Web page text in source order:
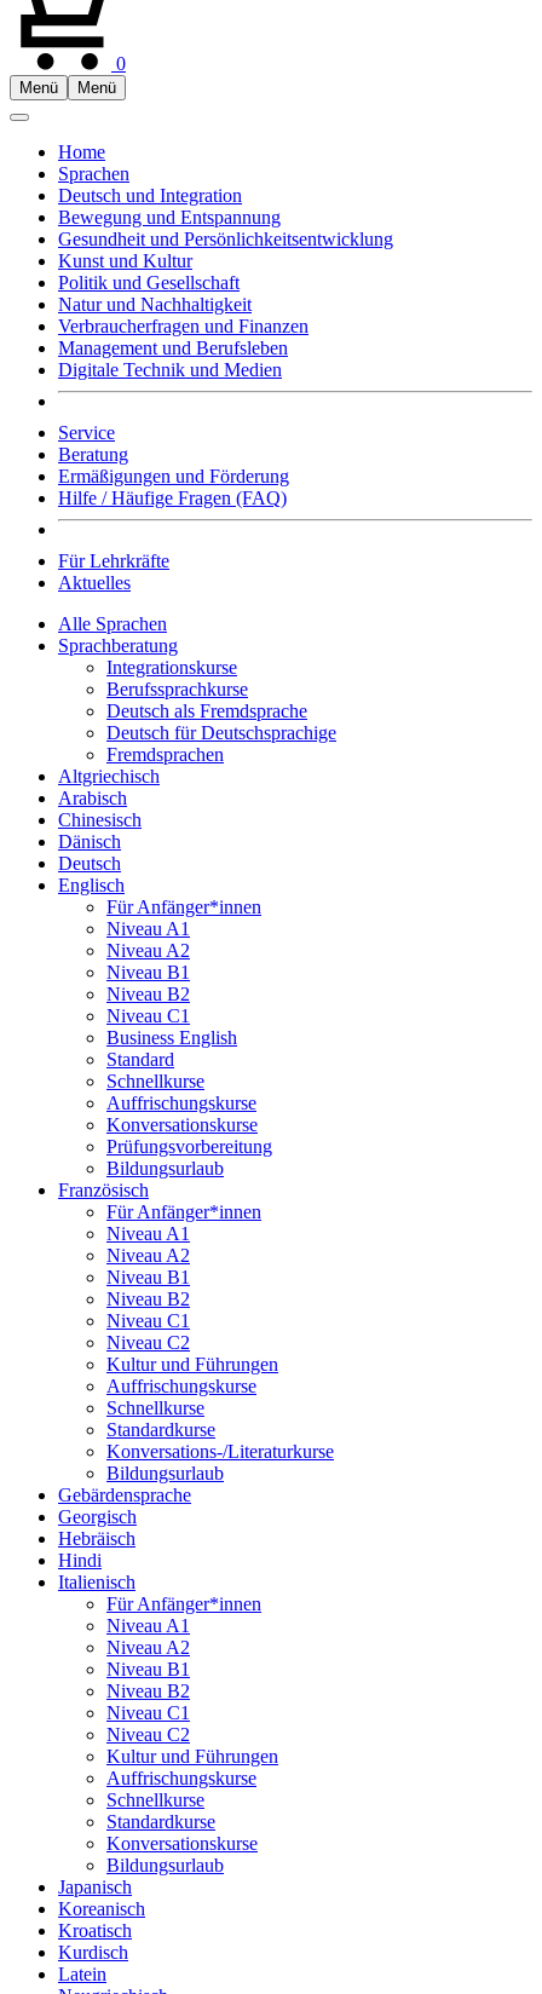
0
Menü Menü
Home
Sprachen
Deutsch und Integration
Bewegung und Entspannung
Gesundheit und Persönlichkeitsentwicklung
Kunst und Kultur
Politik und Gesellschaft
Natur und Nachhaltigkeit
Verbraucherfragen und Finanzen
Management und Berufsleben
Digitale Technik und Medien
Service
Beratung
Ermäßigungen und Förderung
Hilfe / Häufige Fragen (FAQ)
Für Lehrkräfte
Aktuelles
Alle Sprachen
Sprachberatung
Integrationskurse
Berufssprachkurse
Deutsch als Fremdsprache
Deutsch für Deutschsprachige
Fremdsprachen
Altgriechisch
Arabisch
Chinesisch
Dänisch
Deutsch
Englisch
Für Anfänger*innen
Niveau A1
Niveau A2
Niveau B1
Niveau B2
Niveau C1
Business English
Standard
Schnellkurse
Auffrischungskurse
Konversationskurse
Prüfungsvorbereitung
Bildungsurlaub
Französisch
Für Anfänger*innen
Niveau A1
Niveau A2
Niveau B1
Niveau B2
Niveau C1
Niveau C2
Kultur und Führungen
Auffrischungskurse
Schnellkurse
Standardkurse
Konversations-/Literaturkurse
Bildungsurlaub
Gebärdensprache
Georgisch
Hebräisch
Hindi
Italienisch
Für Anfänger*innen
Niveau A1
Niveau A2
Niveau B1
Niveau B2
Niveau C1
Niveau C2
Kultur und Führungen
Auffrischungskurse
Schnellkurse
Standardkurse
Konversationskurse
Bildungsurlaub
Japanisch
Koreanisch
Kroatisch
Kurdisch
Latein